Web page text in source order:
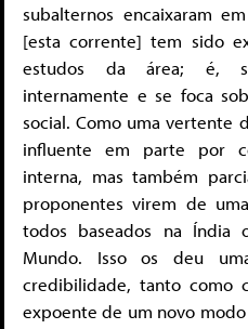
subalternos encaixaram
[esta corrente] tem sido
estudos da área; é,
internamente e se foca
social. Como uma vertente
influente em parte por
interna, mas também
proponentes virem de
todos baseados na Índia
Mundo. Isso os deu
credibilidade, tanto como
expoente de um novo